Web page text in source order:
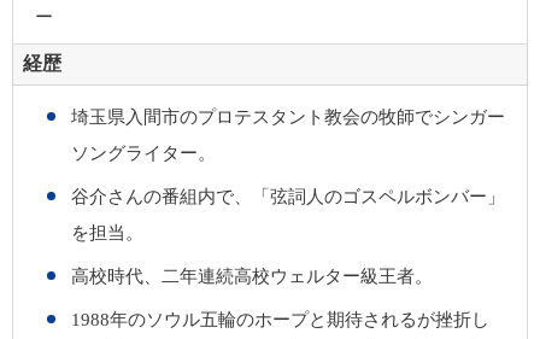
ー
経歴
埼玉県入間市のプロテスタント教会の牧師でシンガー
ソングライター。
谷介さんの番組内で、「弦詞人のゴスペルボンバー」
を担当。
高校時代、二年連続高校ウェルター級王者。
1988年のソウル五輪のホープと期待されるが挫折し